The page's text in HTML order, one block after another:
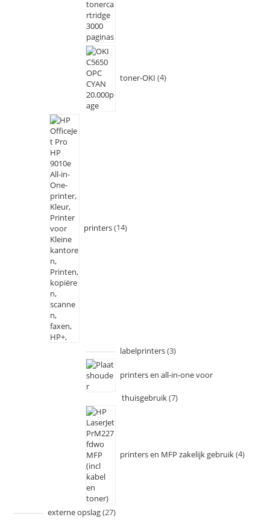
toner-OKI 4
printers 14
labelprinters 3
printers en all-in-one voor
thuisgebruik 7
printers en MFP zakelijk gebruik 4
externe opslag 27